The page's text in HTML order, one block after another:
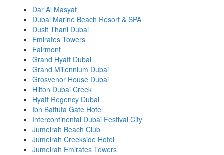
Dar Al Masyaf
Dubai Marine Beach Resort & SPA
Dusit Thani Dubai
Emirates Towers
Fairmont
Grand Hyatt Dubai
Grand Millennium Dubai
Grosvenor House Dubai
Hilton Dubai Creek
Hyatt Regency Dubai
Ibn Battuta Gate Hotel
Intercontinental Dubai Festival City
Jumeirah Beach Club
Jumeirah Creekside Hotel
Jumeirah Emirates Towers